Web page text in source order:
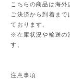
こちらの商品は海外
ご決済から到着ま
ております。
※在庫状況や輸送の
す。
注意事項